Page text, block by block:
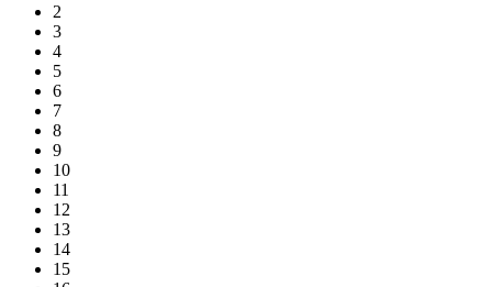
2
3
4
5
6
7
8
9
10
11
12
13
14
15